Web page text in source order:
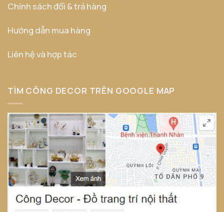
Chính sách đổi & trả hàng
Hướng dẫn mua hàng
Liên hệ và hợp tác
TÌM CÔNG DECOR TRÊN GOOGLE MAP